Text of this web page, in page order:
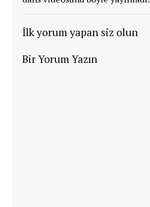
İlk yorum yapan siz olun
Bir Yorum Yazın